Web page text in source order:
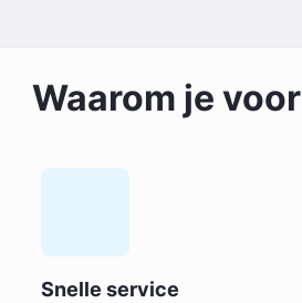
Waarom je
Snelle service